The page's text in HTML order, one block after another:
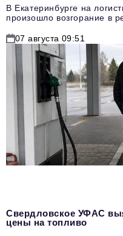
В Екатеринбурге на
произошло возгорание в
07 августа 09:51
Свердловское УФАС
цены на топливо